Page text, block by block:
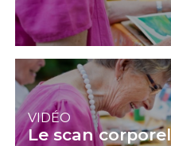
VIDÉO
Le scan corporel